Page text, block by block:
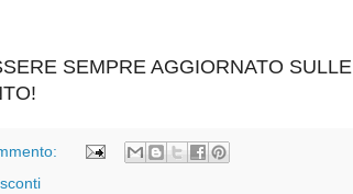
SEMPRE AGGIORNATO SULLE
sconti